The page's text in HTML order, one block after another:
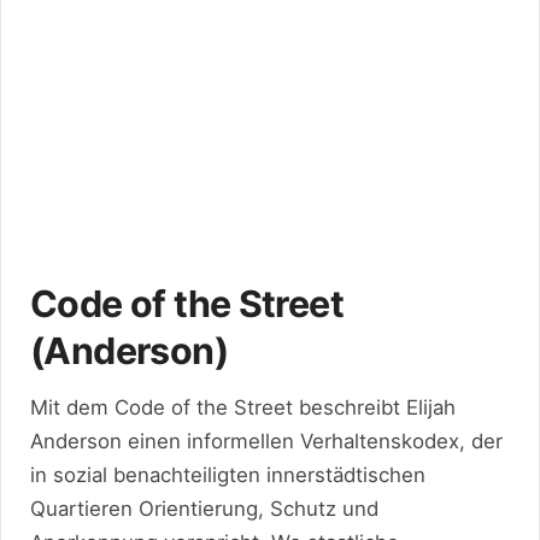
Code of the Street
(Anderson)
Mit dem Code of the Street beschreibt Elijah
Anderson einen informellen Verhaltenskodex, der
in sozial benachteiligten innerstädtischen
Quartieren Orientierung, Schutz und